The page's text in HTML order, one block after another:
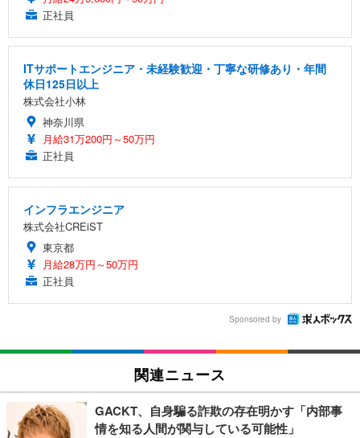
正社員
ITサポートエンジニア・未経験歓迎・丁寧な研修あり・年間
休日125日以上
株式会社小林
神奈川県
月給31万200円～50万円
正社員
インフラエンジニア
株式会社CREiST
東京都
月給28万円～50万円
正社員
Sponsored by
関連ニュース
GACKT、自身騙る詐欺の存在明かす「内部事
情を知る人間が関与している可能性」